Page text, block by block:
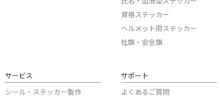
資格ステッカー
ヘルメット用ステッカー
社旗・安全旗
サービス
シール・ステッカー製作
サポート
よくあるご質問